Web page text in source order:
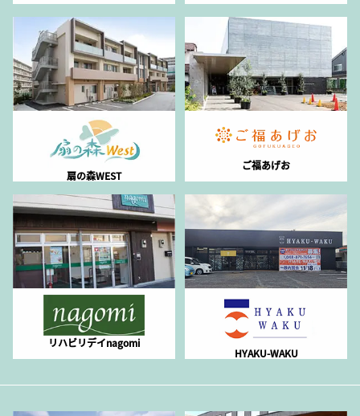
扇の森WEST
ご福あげお
リハビリデイnagomi
HYAKU-WAKU